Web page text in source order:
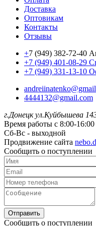
Доставка
Оптовикам
Контакты
Отзывы
+7 (949) 382-72-40
+7 (949) 401-08-29
+7 (949) 331-13-10
4444132@gmail.com
г.Донецк ул.Куйбышева
Время работы с 8:00-16:00
Сб-Вс - выходной
Продвижение сайта
Сообщить о поступлении
Отправить
Сообщить о поступлении